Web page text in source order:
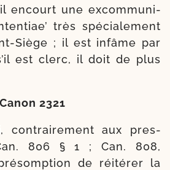
il encourt une excom­mu­ni­
très spé­cia­le­ment
​Siège ; il est infâme par
est clerc, il doit de plus
Canon 2321
contrai­re­ment aux pres­
806 § 1 ; Can. 808,
de réité­rer la